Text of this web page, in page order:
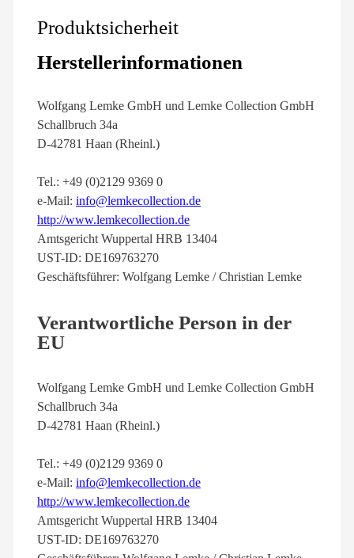
Produktsicherheit
Herstellerinformationen
Wolfgang Lemke GmbH und Lemke Collection GmbH
Schallbruch 34a
D-42781 Haan (Rheinl.)
Tel.: +49 (0)2129 9369 0
e-Mail: info@lemkecollection.de
http://www.lemkecollection.de
Amtsgericht Wuppertal HRB 13404
UST-ID: DE169763270
Geschäftsführer: Wolfgang Lemke / Christian Lemke
Verantwortliche Person in der
EU
Wolfgang Lemke GmbH und Lemke Collection GmbH
Schallbruch 34a
D-42781 Haan (Rheinl.)
Tel.: +49 (0)2129 9369 0
e-Mail: info@lemkecollection.de
http://www.lemkecollection.de
Amtsgericht Wuppertal HRB 13404
UST-ID: DE169763270